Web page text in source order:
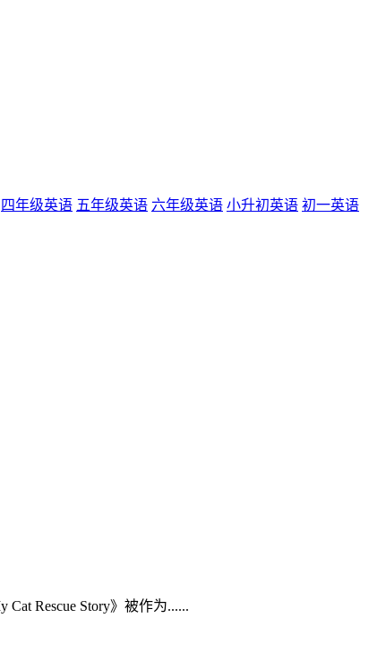
四年级英语 五年级英语 六年级英语 小升初英语 初一英语
Rescue Story》被作为......